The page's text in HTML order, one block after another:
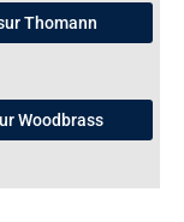
Thomann
Woodbrass